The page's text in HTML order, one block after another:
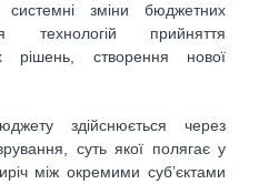
системні зміни бюджетних
технологій прийняття
рішень, створення нової
здійснюється через
суть якої полягає у
між окремими суб’єктами